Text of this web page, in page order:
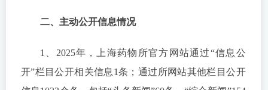
二、主动公开信息情况
1、2025年，上海药物所官方网站通过“信息公
开”栏目公开相关信息1条；通过所网站其他栏目公开